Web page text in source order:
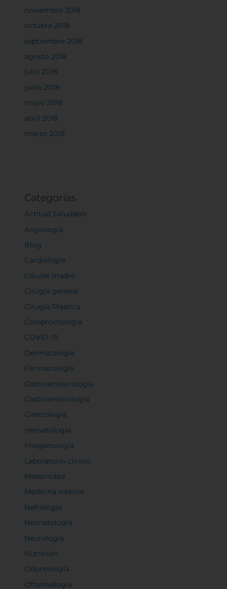
noviembre 2018
octubre 2018
septiembre 2018
agosto 2018
julio 2018
junio 2018
mayo 2018
abril 2018
marzo 2018
Categorías
Actitud Saludable
Angiología
Blog
Cardiología
Células madre
Cirugía general
Cirugía Plástica
Coloproctología
COVID-19
Dermatología
Farmacología
Gastroenteorología
Gastroenterología
Ginecología
Hematología
Imagenología
Laboratorio clínico
Maternidad
Medicina interna
Nefrología
Neonatología
Neurología
Nutrición
Odontología
Oftalmología
Confirmar mis preferencias